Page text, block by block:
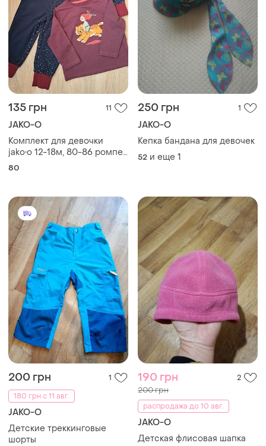
135 грн 11
JAKO-O
Комплект для девочки
jako•o 12-18м, 80-86 ромпер
и лонгслив
80
250 грн 1
JAKO-O
Кепка бандана для девочек
52 и еще 1
200 грн
1
180 грн с 11 авг.
JAKO-O
Детские треккинговые
шорты
190 грн 2
200 грн
распродажа до 10 авг.
JAKO-O
Детская флисовая шапка